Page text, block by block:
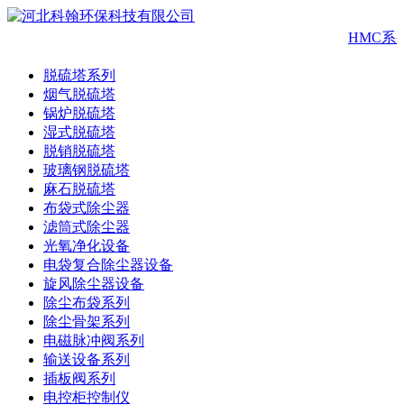
HMC系
脱硫塔系列
烟气脱硫塔
锅炉脱硫塔
湿式脱硫塔
脱销脱硫塔
玻璃钢脱硫塔
麻石脱硫塔
布袋式除尘器
滤筒式除尘器
光氧净化设备
电袋复合除尘器设备
旋风除尘器设备
除尘布袋系列
除尘骨架系列
电磁脉冲阀系列
输送设备系列
插板阀系列
电控柜控制仪